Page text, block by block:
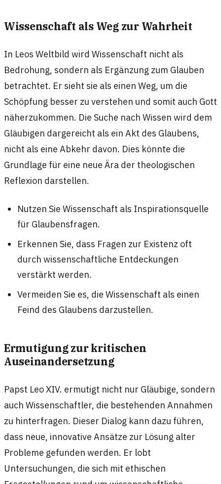
Wissenschaft als Weg zur Wahrheit
In Leos Weltbild wird Wissenschaft nicht als
Bedrohung, sondern als Ergänzung zum Glauben
betrachtet. Er sieht sie als einen Weg, um die
Schöpfung besser zu verstehen und somit auch Gott
näherzukommen. Die Suche nach Wissen wird dem
Gläubigen dargereicht als ein Akt des Glaubens,
nicht als eine Abkehr davon. Dies könnte die
Grundlage für eine neue Ära der theologischen
Reflexion darstellen.
Nutzen Sie Wissenschaft als Inspirationsquelle
für Glaubensfragen.
Erkennen Sie, dass Fragen zur Existenz oft
durch wissenschaftliche Entdeckungen
verstärkt werden.
Vermeiden Sie es, die Wissenschaft als einen
Feind des Glaubens darzustellen.
Ermutigung zur kritischen
Auseinandersetzung
Papst Leo XIV. ermutigt nicht nur Gläubige, sondern
auch Wissenschaftler, die bestehenden Annahmen
zu hinterfragen. Dieser Dialog kann dazu führen,
dass neue, innovative Ansätze zur Lösung alter
Probleme gefunden werden. Er lobt
Untersuchungen, die sich mit ethischen